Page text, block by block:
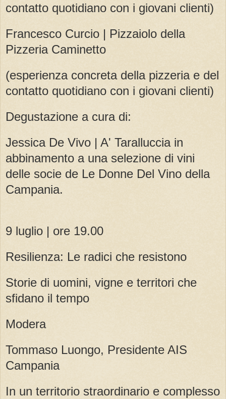
contatto quotidiano con i giovani clienti)
Francesco Curcio | Pizzaiolo della
Pizzeria Caminetto
(esperienza concreta della pizzeria e del
contatto quotidiano con i giovani clienti)
Degustazione a cura di:
Jessica De Vivo | A' Taralluccia in
abbinamento a una selezione di vini
delle socie de Le Donne Del Vino della
Campania.
9 luglio | ore 19.00
Resilienza: Le radici che resistono
Storie di uomini, vigne e territori che
sfidano il tempo
Modera
Tommaso Luongo, Presidente AIS
Campania
In un territorio straordinario e complesso